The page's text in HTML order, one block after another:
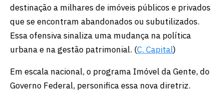
destinação a milhares de imóveis públicos e privados
que se encontram abandonados ou subutilizados.
Essa ofensiva sinaliza uma mudança na política
urbana e na gestão patrimonial. (C. Capital)
Em escala nacional, o programa Imóvel da Gente, do
Governo Federal, personifica essa nova diretriz.